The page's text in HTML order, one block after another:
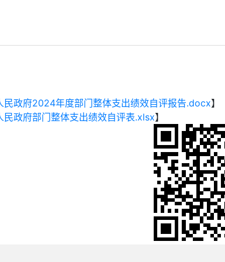
民政府2024年度部门整体支出绩效自评报告.docx】
民政府部门整体支出绩效自评表.xlsx】